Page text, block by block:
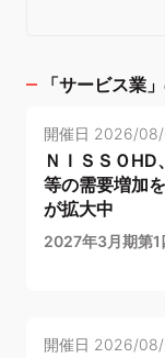
「サービス業
開催日 2026/
ＮＩＳＳＯ
等の需要増加
が拡大中
2027年3月期第1
開催日 2026/